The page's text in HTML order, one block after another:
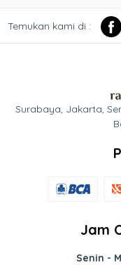
Temukan kami di :
Surabaya, Jakarta,
Jam
Senin -